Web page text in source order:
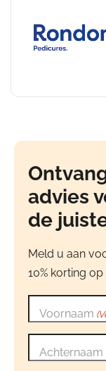
advies
de
Meld u aan
10% korting
Voornaam
Achternaam